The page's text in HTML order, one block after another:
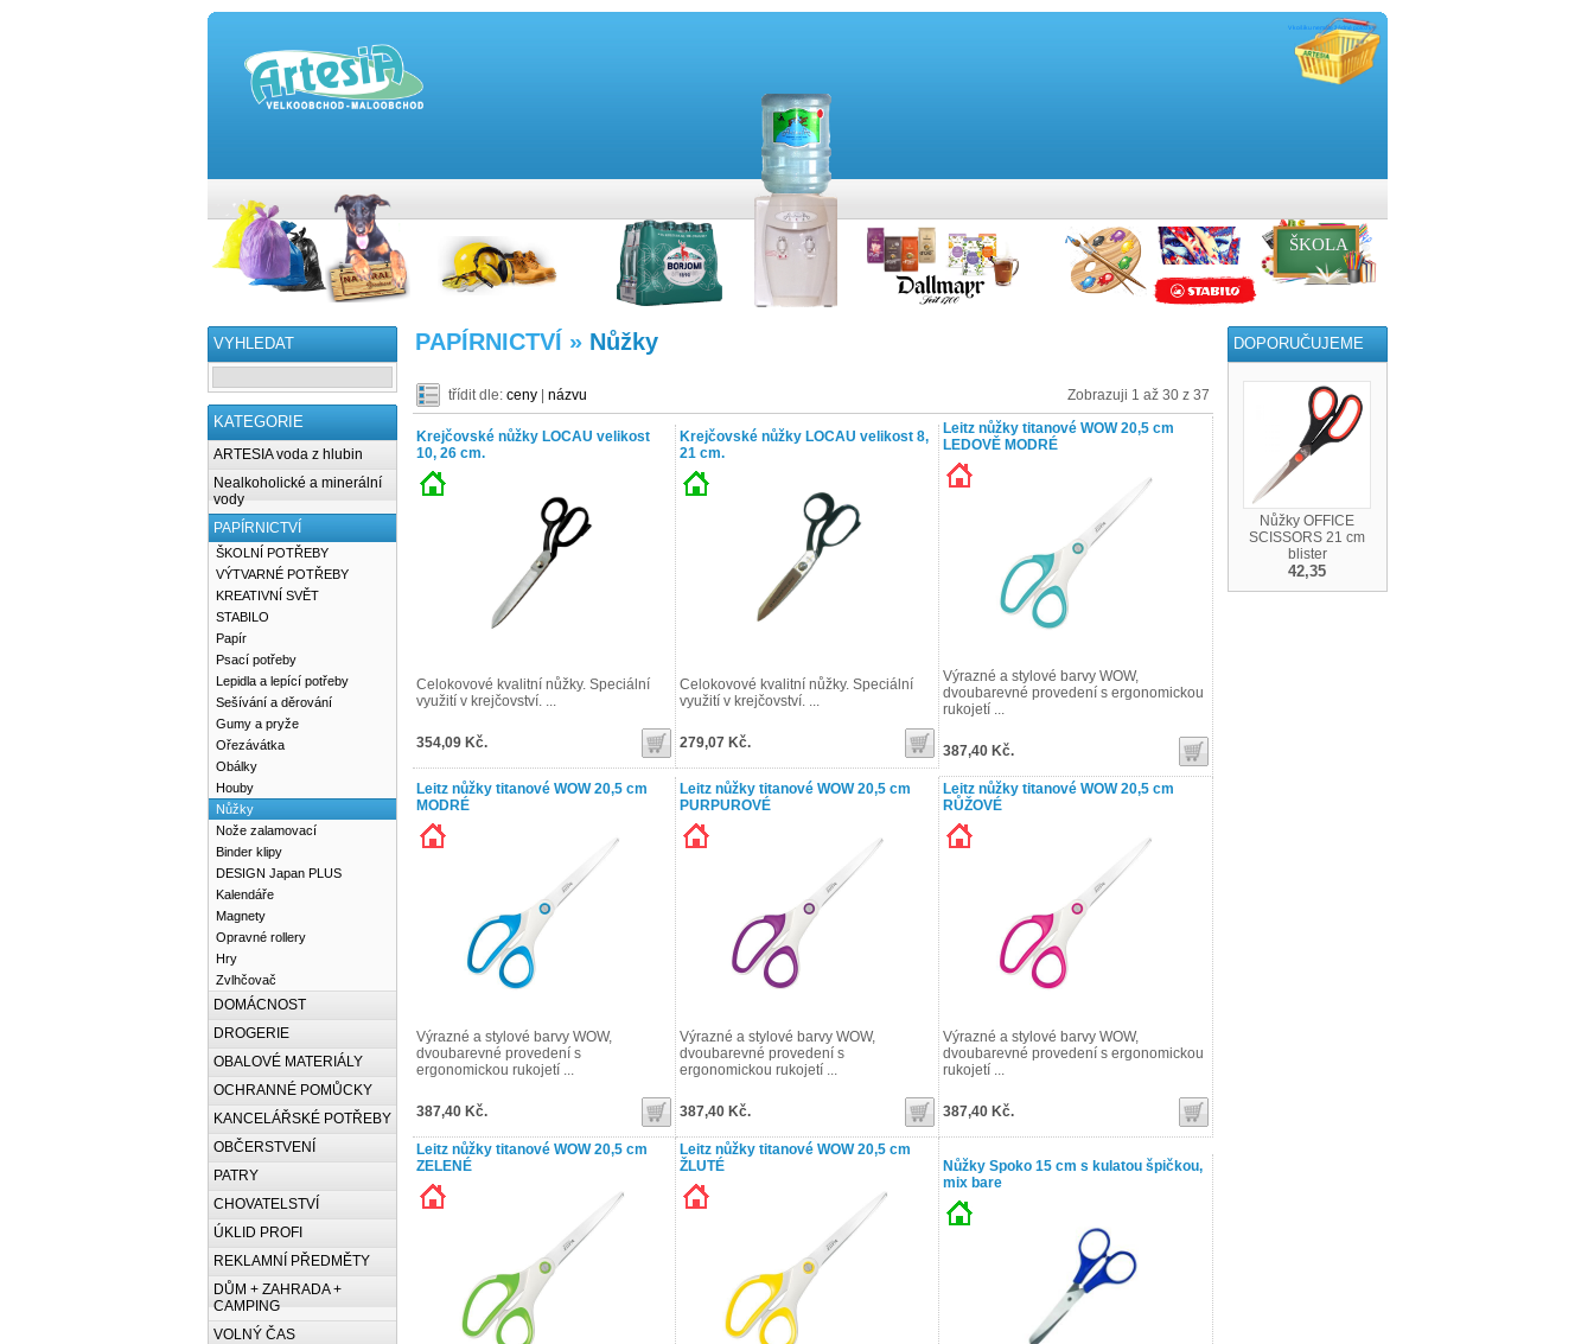
V košíku nemáte žádné položky
ŠKOLA
VYHLEDAT
KATEGORIE
ARTESIA voda z hlubin
Nealkoholické a minerální
vody
PAPÍRNICTVÍ
ŠKOLNÍ POTŘEBY
VÝTVARNÉ POTŘEBY
KREATIVNÍ SVĚT
STABILO
Papír
Psací potřeby
Lepidla a lepící potřeby
Sešívání a děrování
Gumy a pryže
Ořezávátka
Obálky
Houby
Nůžky
Nože zalamovací
Binder klipy
DESIGN Japan PLUS
Kalendáře
Magnety
Opravné rollery
Hry
Zvlhčovač
DOMÁCNOST
DROGERIE
OBALOVÉ MATERIÁLY
OCHRANNÉ POMŮCKY
KANCELÁŘSKÉ POTŘEBY
OBČERSTVENÍ
PATRY
CHOVATELSTVÍ
ÚKLID PROFI
REKLAMNÍ PŘEDMĚTY
DŮM + ZAHRADA +
CAMPING
VOLNÝ ČAS
PAPÍRNICTVÍ » Nůžky
třídit dle: ceny| názvu Zobrazuji 1 až 30 z 37
Krejčovské nůžky LOCAU velikost
10, 26 cm.
Celokovové kvalitní nůžky. Speciální
využití v krejčovství. ...
354,09 Kč.
Krejčovské nůžky LOCAU velikost 8,
21 cm.
Celokovové kvalitní nůžky. Speciální
využití v krejčovství. ...
279,07 Kč.
Leitz nůžky titanové WOW 20,5 cm
LEDOVĚ MODRÉ
Výrazné a stylové barvy WOW,
dvoubarevné provedení s ergonomickou
rukojetí ...
387,40 Kč.
Leitz nůžky titanové WOW 20,5 cm
MODRÉ
Výrazné a stylové barvy WOW,
dvoubarevné provedení s
ergonomickou rukojetí ...
387,40 Kč.
Leitz nůžky titanové WOW 20,5 cm
PURPUROVÉ
Výrazné a stylové barvy WOW,
dvoubarevné provedení s
ergonomickou rukojetí ...
387,40 Kč.
Leitz nůžky titanové WOW 20,5 cm
RŮŽOVÉ
Výrazné a stylové barvy WOW,
dvoubarevné provedení s ergonomickou
rukojetí ...
387,40 Kč.
Leitz nůžky titanové WOW 20,5 cm
ZELENÉ
Leitz nůžky titanové WOW 20,5 cm
ŽLUTÉ
Nůžky Spoko 15 cm s kulatou špičkou,
mix bare
DOPORUČUJEME
Nůžky OFFICE
SCISSORS 21 cm
blister
42,35